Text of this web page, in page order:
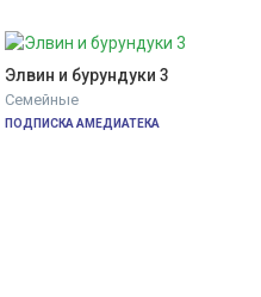
Элвин и бурундуки 3
Семейные
ПОДПИСКА АМЕДИАТЕКА